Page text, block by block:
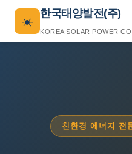
☀️
한국태양발전(주)
KOREA SOLAR POWER
친환경 에너지 전